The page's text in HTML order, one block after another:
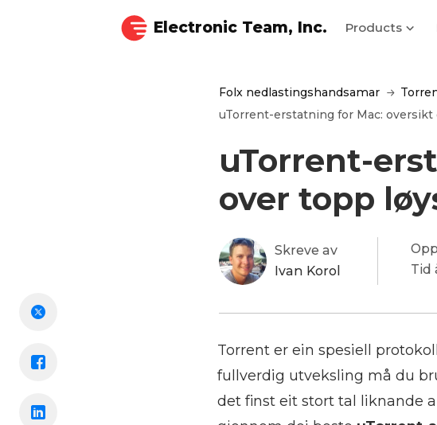
Electronic Team, Inc. Products
Folx nedlastingshandsamar
uTorrent-erstatning for Mac:
uTorrent-
over topp
Skreve av
Ivan Korol
Tid
Torrent er ein spesiell
fullverdig utveksling må du
det finst eit stort tal liknande